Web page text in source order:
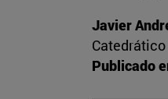
Javier
Publicado